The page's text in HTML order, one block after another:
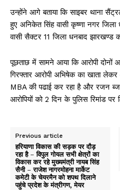
उन्होंने आगे बताया कि साइबर थाना
हुए अनिकेत सिंह वासी कृष्णा नगर
वासी सैक्टर 11 जिला धनबाद झारखण्ड
पूछताछ में सामने आया कि आरोपी दोनों
गिरफ्तार आरोपी अभिषेक का खाता
MBA की पढाई कर रहा है और रजन
आरोपियों को 2 दिन के पुलिस रिमांड पर
Previous article
हरियाणा विकास की सड़क पर दौड़
रहा है – विपुल गोयल सभी क्षेत्रों का
विकास कर रहे मुख्यमंत्री नायब सिंह
सैनी – राजेश नागरमोहना मार्केट
कमेटी के चेयरमैन को शपथ दिलाने
पहुंचे प्रदेश के मंत्रीगण, मेयर